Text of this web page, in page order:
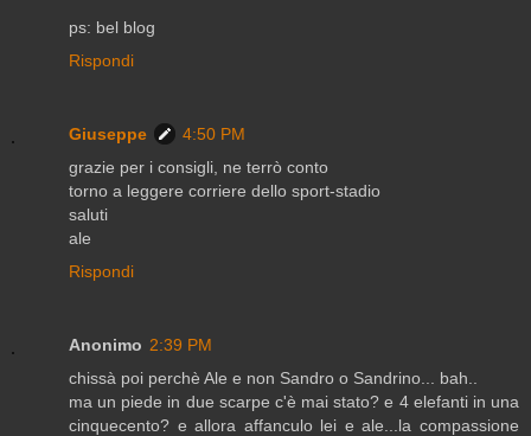
ps: bel blog
Rispondi
Giuseppe
4:50 PM
grazie per i consigli, ne terrò conto
torno a leggere corriere dello sport-stadio
saluti
ale
Rispondi
Anonimo 2:39 PM
chissà poi perchè Ale e non Sandro o Sandrino... bah..
ma un piede in due scarpe c'è mai stato? e 4 elefanti in una
cinquecento? e allora affanculo lei e ale...la compassione